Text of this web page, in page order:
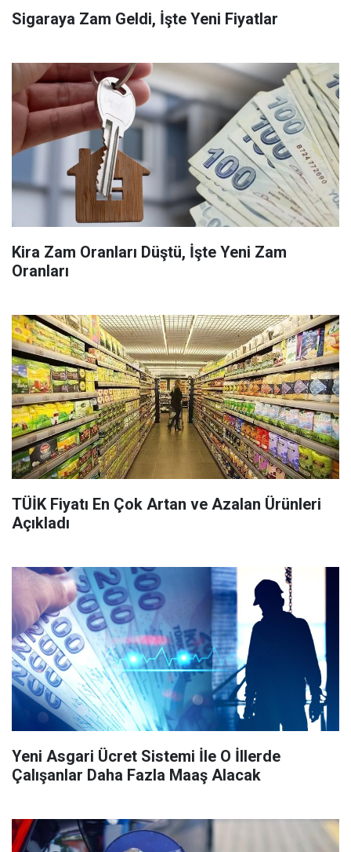
Sigaraya Zam Geldi, İşte Yeni Fiyatlar
Kira Zam Oranları Düştü, İşte Yeni Zam
Oranları
TÜİK Fiyatı En Çok Artan ve Azalan Ürünleri
Açıkladı
Yeni Asgari Ücret Sistemi İle O İllerde
Çalışanlar Daha Fazla Maaş Alacak